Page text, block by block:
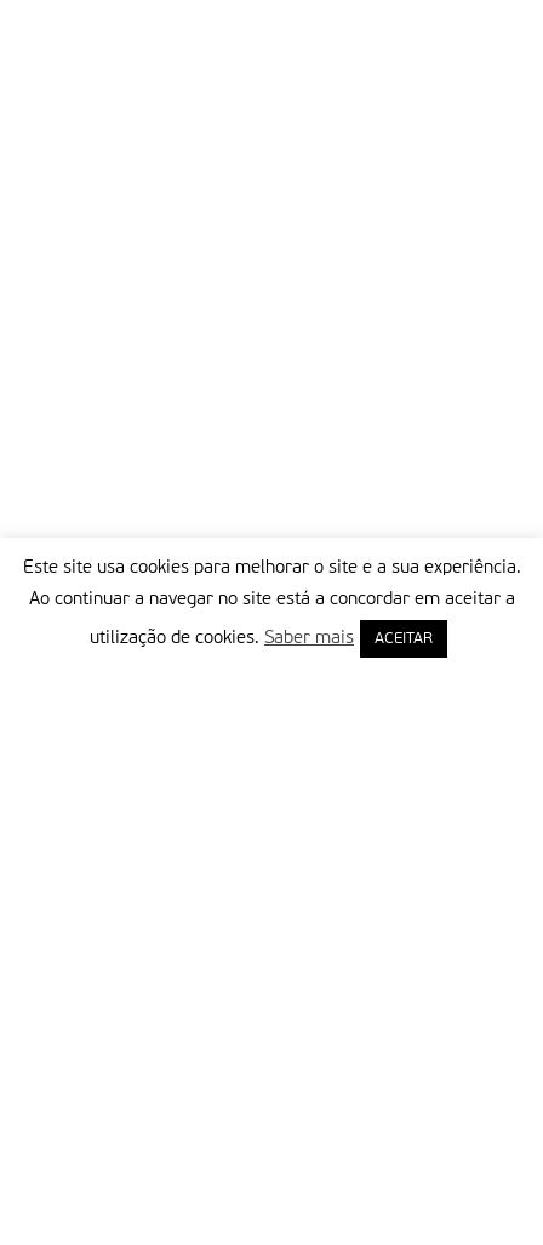
Este site usa cookies para melhorar o site e a sua experiência.
Ao continuar a navegar no site está a concordar em aceitar a
utilização de cookies. Saber mais ACEITAR